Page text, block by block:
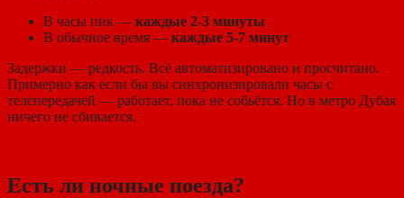
В часы пик — каждые 2-3 минуты
В обычное время — каждые 5-7 минут
Задержки — редкость. Всё автоматизировано и просчитано.
Примерно как если бы вы синхронизировали часы с
телепередачей — работает, пока не собьётся. Но в метро Дубая
ничего не сбивается.
Есть ли ночные поезда?